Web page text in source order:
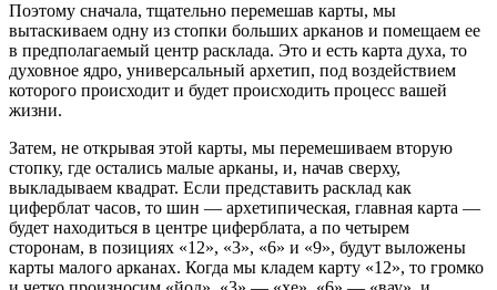
Поэтому сначала, тщательно перемешав карты, мы
вытаскиваем одну из стопки больших арканов и помещаем ее
в предполагаемый центр расклада. Это и есть карта духа, то
духовное ядро, универсальный архетип, под воздействием
которого происходит и будет происходить процесс вашей
жизни.
Затем, не открывая этой карты, мы перемешиваем вторую
стопку, где остались малые арканы, и, начав сверху,
выкладываем квадрат. Если представить расклад как
циферблат часов, то шин — архетипическая, главная карта —
будет находиться в центре циферблата, а по четырем
сторонам, в позициях «12», «3», «6» и «9», будут выложены
карты малого арканах. Когда мы кладем карту «12», то громко